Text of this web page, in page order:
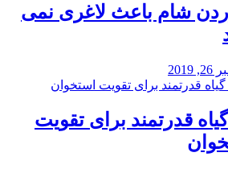
شام باعث لاغری نمی
قدرتمند برای تقویت